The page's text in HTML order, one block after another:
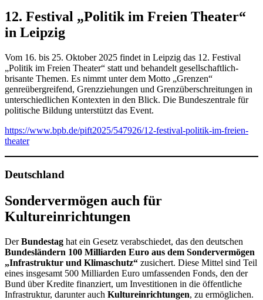
12. Festival „Politik im Freien Theater“
in Leipzig
Vom 16. bis 25. Oktober 2025 findet in Leipzig das 12. Festival
„Politik im Freien Theater“ statt und behandelt gesellschaftlich-
brisante Themen. Es nimmt unter dem Motto „Grenzen“
genreübergreifend, Grenzziehungen und Grenzüberschreitungen in
unterschiedlichen Kontexten in den Blick. Die Bundeszentrale für
politische Bildung unterstützt das Event.
https://www.bpb.de/pift2025/547926/12-festival-politik-im-freien-
theater
Deutschland
Sondervermögen auch für
Kultureinrichtungen
DerBundestag hat ein Gesetz verabschiedet, das den deutschen
Bundesländern 100 Milliarden Euro aus dem Sondervermögen
„Infrastruktur und Klimaschutz“ zusichert. Diese Mittel sind Teil
eines insgesamt 500 Milliarden Euro umfassenden Fonds, den der
Bund über Kredite finanziert, um Investitionen in die öffentliche
Infrastruktur, darunter auch Kultureinrichtungen, zu ermöglichen.